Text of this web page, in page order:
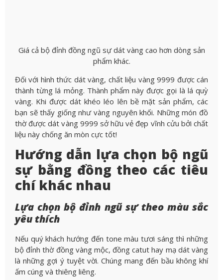
Giá cả bộ đỉnh đồng ngũ sự dát vàng cao hơn dòng sản
phẩm khác.
Đối với hình thức dát vàng, chất liệu vàng 9999 được cán
thành từng lá mỏng. Thành phẩm này được gọi là lá quỳ
vàng. Khi được dát khéo léo lên bề mặt sản phẩm, các
bạn sẽ thấy giống như vàng nguyên khối. Những món đồ
thờ được dát vàng 9999 sở hữu vẻ đẹp vĩnh cửu bởi chất
liệu này chống ăn mòn cực tốt!
Hướng dẫn lựa chọn bộ ngũ
sự bằng đồng theo các tiêu
chí khác nhau
Lựa chọn bộ đỉnh ngũ sự theo màu sắc
yêu thích
Nếu quý khách hướng đến tone màu tươi sáng thì những
bộ đỉnh thờ đồng vàng mộc, đồng catut hay mạ dát vàng
là những gợi ý tuyệt vời. Chúng mang đến bầu không khí
ấm cúng và thiêng liêng.